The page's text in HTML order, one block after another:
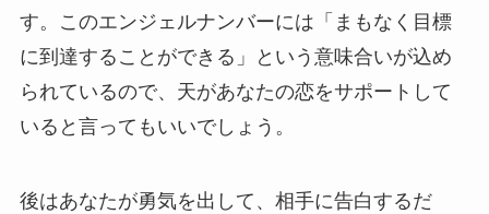
す。このエンジェルナンバーには「まもなく目標
に到達することができる」という意味合いが込め
られているので、天があなたの恋をサポートして
いると言ってもいいでしょう。
後はあなたが勇気を出して、相手に告白するだ